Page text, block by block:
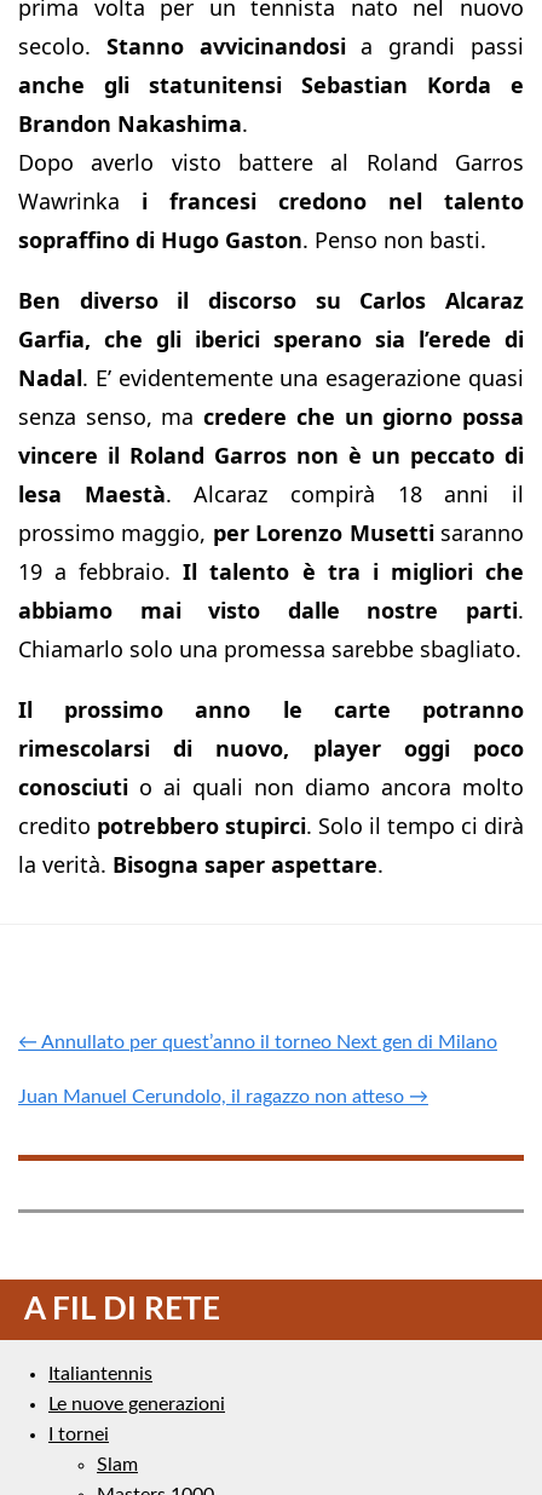
prima volta per un tennista nato nel nuovo
secolo. Stanno avvicinandosia grandi passi
anche gli statunitensi Sebastian Korda e
Brandon Nakashima.
Dopo averlo visto battere al Roland Garros
Wawrinka i francesi credono nel talento
sopraffino di Hugo Gaston. Penso non basti.
Ben diverso il discorso su Carlos Alcaraz
Garfia, che gli iberici sperano sia l’erede di
Nadal. E’ evidentemente una esagerazione quasi
senza senso, macredere che un giorno possa
vincere il Roland Garros non è un peccato di
lesa Maestà. Alcaraz compirà 18 anni il
prossimo maggio, per Lorenzo Musettisaranno
19 a febbraio.Il talento è tra i migliori che
abbiamo mai visto dalle nostre parti.
Chiamarlo solo una promessa sarebbe sbagliato.
Il prossimo anno le carte potranno
rimescolarsi di nuovo, player oggi poco
conosciuti o ai quali non diamo ancora molto
credito potrebbero stupirci. Solo il tempo ci dirà
la verità. Bisogna saper aspettare.
← Annullato per quest’anno il torneo Next gen di Milano
Juan Manuel Cerundolo, il ragazzo non atteso →
A FIL DI RETE
Italiantennis
Le nuove generazioni
I tornei
Slam